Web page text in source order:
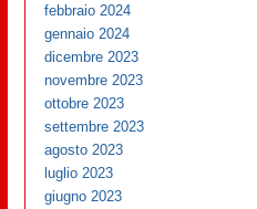
febbraio 2024
gennaio 2024
dicembre 2023
novembre 2023
ottobre 2023
settembre 2023
agosto 2023
luglio 2023
giugno 2023